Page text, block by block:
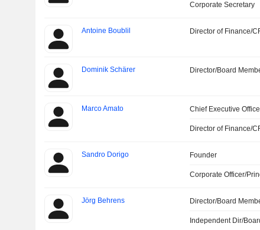
Corporate Secretary
Antoine Boublil Director of Finance/
Dominik Schärer Director/Board
Marco Amato Chief Executive
Director of Finance/
Sandro Dorigo Founder
Corporate Officer/
Jörg Behrens Director/Board
Independent Dir/